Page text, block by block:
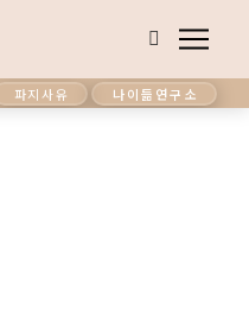
파지사유 나이듦연구소